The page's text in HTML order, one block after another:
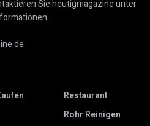
Sie heutigmagazine unter
Restaurant
Rohr Reinigen